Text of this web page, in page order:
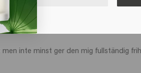
inte minst ger den mig fullständig